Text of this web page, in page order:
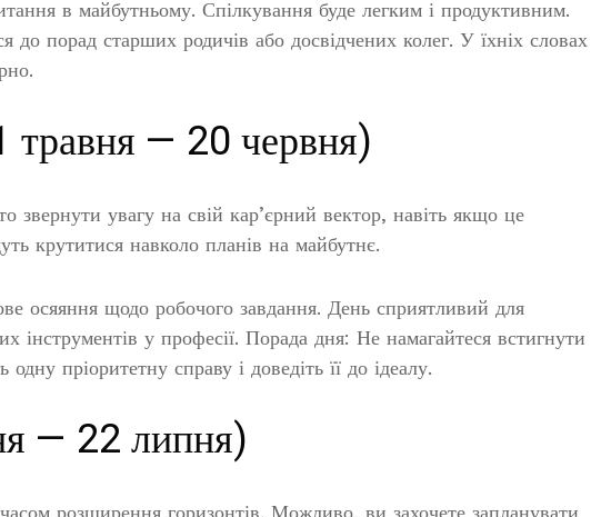
в майбутньому. Спілкування буде легким і продуктивним.
до порад старших родичів або досвідчених колег. У їхніх словах
— 20 червня)
звернути увагу на свій кар’єрний вектор, навіть якщо це
крутитися навколо планів на майбутнє.
осяяння щодо робочого завдання. День сприятливий для
інструментів у професії. Порада дня: Не намагайтеся встигнути
пріоритетну справу і доведіть її до ідеалу.
— 22 липня)